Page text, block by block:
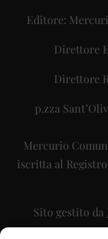
Editore:
Direttore
Direttore
p.zza
Mercurio
iscritta al
Sito gestito da